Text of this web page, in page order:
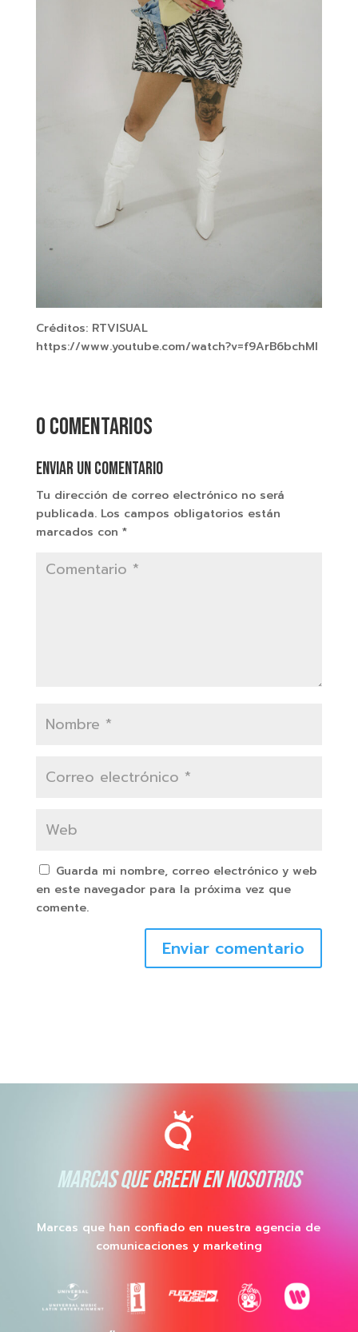
Créditos: RTVISUAL
https://www.youtube.com/watch?v=f9ArB6bchMI
0 comentarios
Enviar un comentario
Tu dirección de correo electrónico no será
publicada. Los campos obligatorios están
marcados con *
Guarda mi nombre, correo electrónico y web
en este navegador para la próxima vez que
comente.
Enviar comentario
MARCAS QUE CREEN EN NOSOTROS
Marcas que han confiado en nuestra agencia de
comunicaciones y marketing